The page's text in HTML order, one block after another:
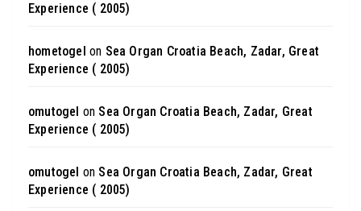
Experience ( 2005)
hometogel on Sea Organ Croatia Beach, Zadar, Great
Experience ( 2005)
omutogel on Sea Organ Croatia Beach, Zadar, Great
Experience ( 2005)
omutogel on Sea Organ Croatia Beach, Zadar, Great
Experience ( 2005)